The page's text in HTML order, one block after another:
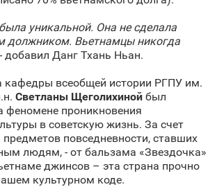
уникальной. Она не сделала
должником. Вьетнамцы никогда
- добавил Данг Тхань Ньан.
кафедры всеобщей истории РГПУ им.
Светланы Щеголихиной был
феномене проникновения
в советскую жизнь. За счет
повседневности, ставших
людям, - от бальзама «Звездочка»
джинсов – эта страна прочно
культурном коде.